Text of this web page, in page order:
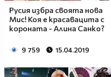
Русия избра своята нова
Мис! Коя е красавацита с
короната - Алина Санко?
9 759 15.04.2019